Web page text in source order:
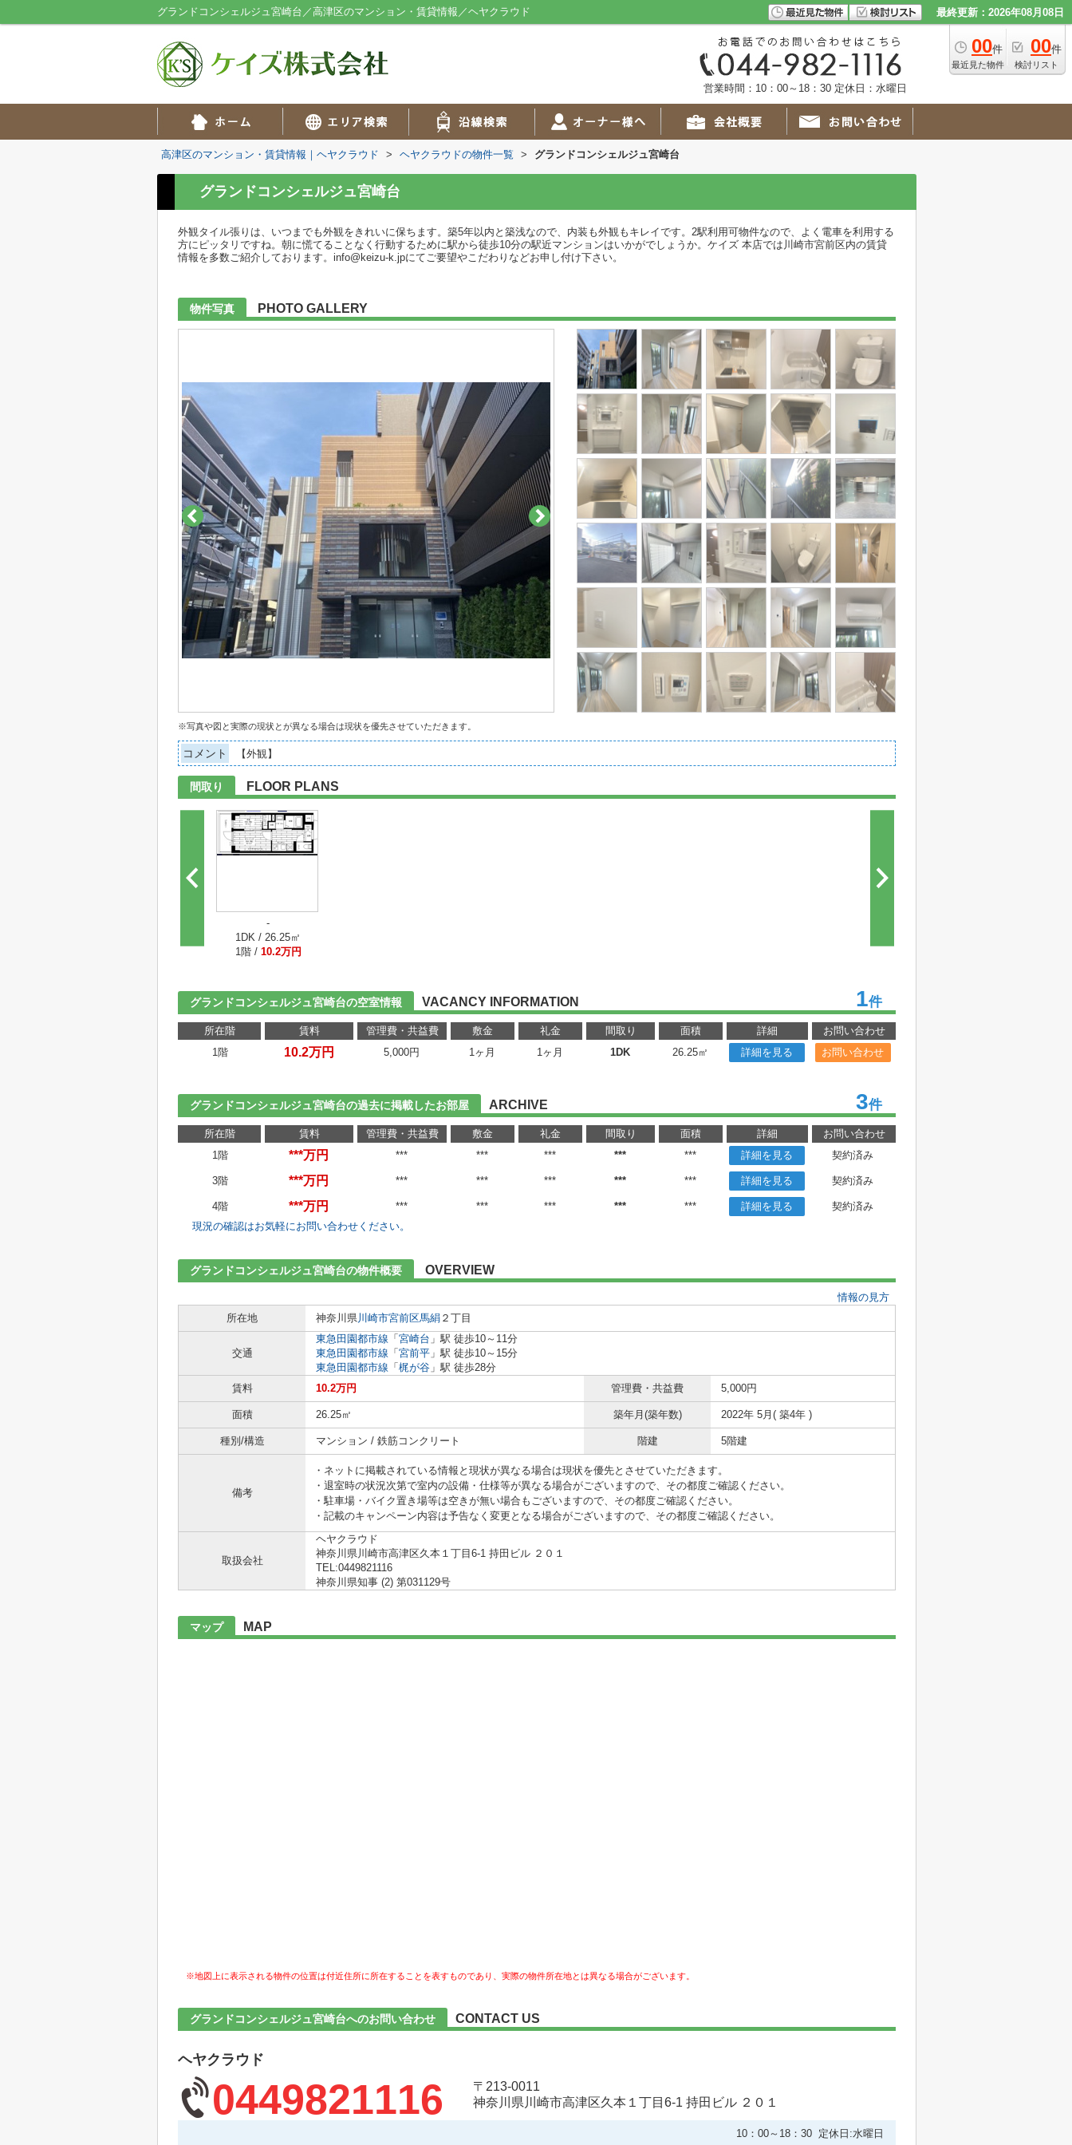
グランドコンシェルジュ宮崎台／高津区のマンション・賃貸情報／ヘヤクラウド 最終更新：2026年08月08日
00件
最近見た物件
00件
検討リスト
営業時間：10：00～18：30 定休日：水曜日
高津区のマンション・賃貸情報｜ヘヤクラウド > ヘヤクラウドの物件一覧 > グランドコンシェルジュ宮崎台
グランドコンシェルジュ宮崎台
外観タイル張りは、いつまでも外観をきれいに保ちます。築5年以内と築浅なので、内装も外観もキレイです。2駅利用可物件なので、よく電車を利用する
方にピッタリですね。朝に慌てることなく行動するために駅から徒歩10分の駅近マンションはいかがでしょうか。ケイズ 本店では川崎市宮前区内の賃貸
情報を多数ご紹介しております。info@keizu-k.jpにてご要望やこだわりなどお申し付け下さい。
物件写真 PHOTO GALLERY
※写真や図と実際の現状とが異なる場合は現状を優先させていただきます。
コメント 【外観】
間取り FLOOR PLANS
-
1DK / 26.25㎡
1階 / 10.2万円
グランドコンシェルジュ宮崎台の空室情報 VACANCY INFORMATION 1件
所在階 賃料 管理費・共益費 敷金 礼金 間取り 面積 詳細
お問い合わせ
1階
10.2万円 5,000円 1ヶ月 1ヶ月 1DK 26.25㎡ 詳細を見る お問い合わせ
グランドコンシェルジュ宮崎台の過去に掲載したお部屋 ARCHIVE 3件
所在階 賃料 管理費・共益費 敷金 礼金 間取り 面積 詳細
お問い合わせ
1階
***万円 *** *** *** *** *** 詳細を見る 契約済み
3階 ***万円 *** *** *** *** *** 詳細を見る 契約済み
4階 ***万円 *** *** *** *** *** 詳細を見る
契約済み
現況の確認はお気軽にお問い合わせください。
グランドコンシェルジュ宮崎台の物件概要 OVERVIEW
情報の見方
所在地
神奈川県川崎市宮前区馬絹 ２丁目
交通
東急田園都市線 「 宮崎台 」駅 徒歩10～11分
東急田園都市線 「 宮前平 」駅 徒歩10～15分
東急田園都市線 「 梶が谷 」駅 徒歩28分
賃料
10.2万円 管理費・共益費 5,000円
面積 26.25㎡ 築年月(築年数) 2022年 5月( 築4年 )
種別/構造 マンション / 鉄筋コンクリート 階建 5階建
備考
・ネットに掲載されている情報と現状が異なる場合は現状を優先とさせていただきます。
・退室時の状況次第で室内の設備・仕様等が異なる場合がございますので、その都度ご確認ください。
・駐車場・バイク置き場等は空きが無い場合もございますので、その都度ご確認ください。
・記載のキャンペーン内容は予告なく変更となる場合がございますので、その都度ご確認ください。
取扱会社
ヘヤクラウド
神奈川県川崎市高津区久本１丁目6-1 持田ビル ２０１
TEL:0449821116
神奈川県知事 (2) 第031129号
マップ MAP
※地図上に表示される物件の位置は付近住所に所在することを表すものであり、実際の物件所在地とは異なる場合がございます。
グランドコンシェルジュ宮崎台へのお問い合わせ CONTACT US
ヘヤクラウド
0449821116
〒213-0011
神奈川県川崎市高津区久本１丁目6-1 持田ビル ２０１
10：00～18：30 定休日:水曜日